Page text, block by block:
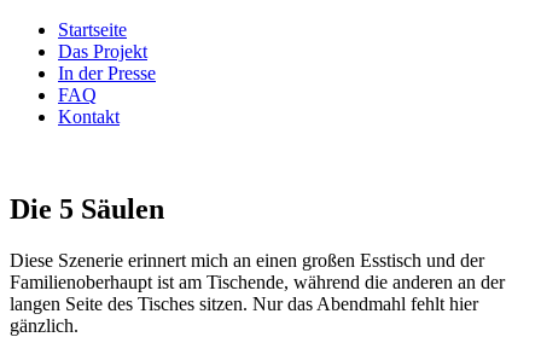
Startseite
Das Projekt
In der Presse
FAQ
Kontakt
Die 5 Säulen
Diese Szenerie erinnert mich an einen großen Esstisch und der
Familienoberhaupt ist am Tischende, während die anderen an der
langen Seite des Tisches sitzen. Nur das Abendmahl fehlt hier
gänzlich.